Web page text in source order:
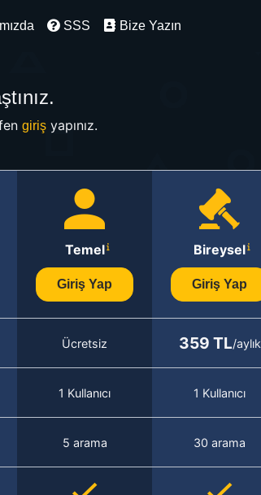
SSS Bize Yazın
girişyapınız.
Temel
Giriş Yap
Bireysel
Giriş Yap
Ücretsiz 359 TL/aylık
1 Kullanıcı 1 Kullanıcı
5 arama 30 arama